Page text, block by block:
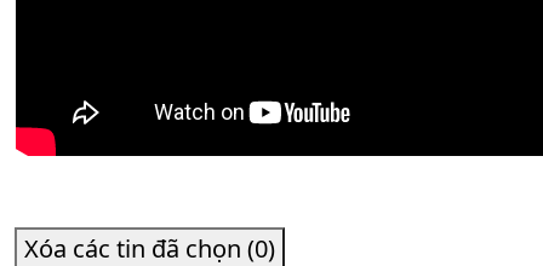
Xóa các tin đã chọn (0)